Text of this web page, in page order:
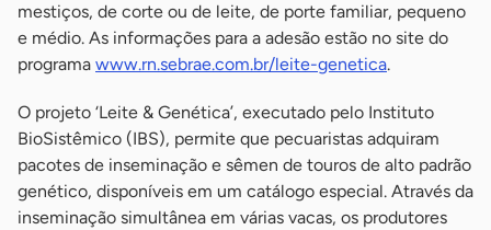
mestiços, de corte ou de leite, de porte familiar, pequeno
e médio. As informações para a adesão estão no site do
programa www.rn.sebrae.com.br/leite-genetica.
O projeto ‘Leite & Genética’, executado pelo Instituto
BioSistêmico (IBS), permite que pecuaristas adquiram
pacotes de inseminação e sêmen de touros de alto padrão
genético, disponíveis em um catálogo especial. Através da
inseminação simultânea em várias vacas, os produtores